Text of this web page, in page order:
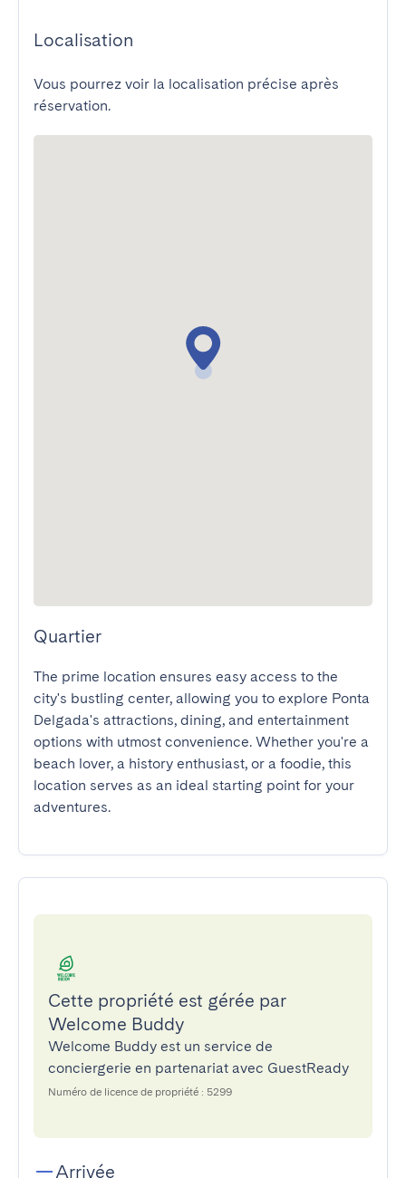
Localisation
Vous pourrez voir la localisation précise après
réservation.
Quartier
The prime location ensures easy access to the
city's bustling center, allowing you to explore Ponta
Delgada's attractions, dining, and entertainment
options with utmost convenience. Whether you're a
beach lover, a history enthusiast, or a foodie, this
location serves as an ideal starting point for your
adventures.
Cette propriété est gérée par
Welcome Buddy
Welcome Buddy est un service de
conciergerie en partenariat avec GuestReady
Numéro de licence de propriété : 5299
Arrivée